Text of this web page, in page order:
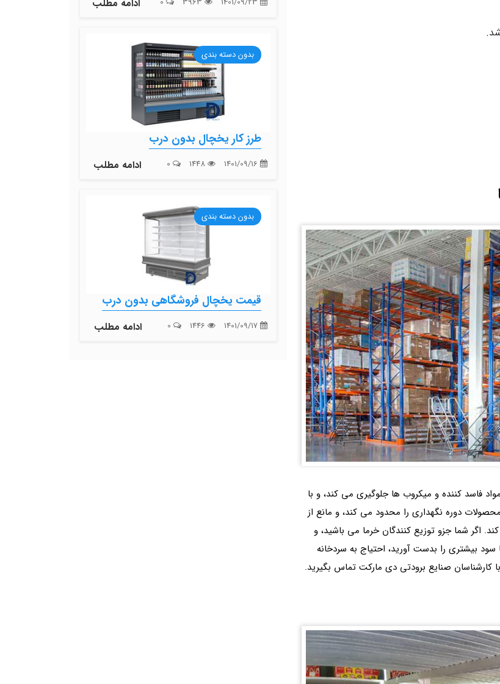
فاسد کننده و میکروب ها جلوگیری می کند، و با
دوره نگهداری را محدود می کند، و مانع از
اگر شما جزو توزیع‌ کنندگان خرما می باشید، و
بیشتری را بدست آورید، احتیاج به سردخانه
کارشناسان صنایع برودتی دی مارکت تماس بگیرید.
ادامه مطلب
بدون دسته بندی
طرز کار یخچال بدون درب
ادامه مطلب
بدون دسته بندی
قیمت یخچال فروشگاهی بدون درب
ادامه مطلب